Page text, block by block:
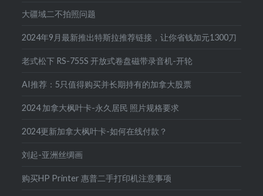
大疆域二不拍照问题
2024年9月最新推出特斯拉推荐链接，让你省钱加元1300刀
老式松下 RS-755S 开放式卷盘磁带录音机-开轮
AI推荐：5只值得购买并长期持有的加拿大股票
2024 加拿大枫叶卡-永久居民 照片规格要求
2024更新加拿大枫叶卡-如何在线付款？
刘起-亚洲丝绸画
购买HP Printer 惠普二手打印机注意事项